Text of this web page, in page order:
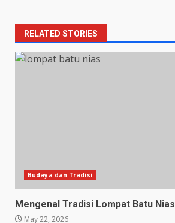
RELATED STORIES
Budaya dan Tradisi
Mengenal Tradisi Lompat Batu Nias
May 22, 2026